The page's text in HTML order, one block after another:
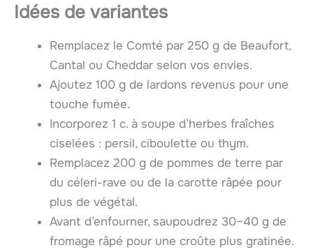
Idées de variantes
Remplacez le Comté par 250 g de Beaufort,
Cantal ou Cheddar selon vos envies.
Ajoutez 100 g de lardons revenus pour une
touche fumée.
Incorporez 1 c. à soupe d’herbes fraîches
ciselées : persil, ciboulette ou thym.
Remplacez 200 g de pommes de terre par
du céleri-rave ou de la carotte râpée pour
plus de végétal.
Avant d’enfourner, saupoudrez 30–40 g de
fromage râpé pour une croûte plus gratinée.